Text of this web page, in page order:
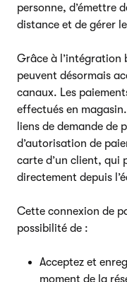
personne, d’émettre
distance et de gérer
Grâce à l’intégration
peuvent désormais
canaux. Les
effectués en
liens de demande de
d’autorisation de
carte d’un client, qui
directement depuis
Cette connexion de
possibilité de :
Acceptez et
moment de la